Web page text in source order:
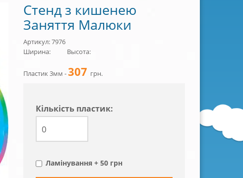
Стенд з кишенею
Заняття Малюки
Артикул: 7976
Ширина:
Высота:
Пластик 3мм -307 грн.
Кiлькiсть пластик:
Ламінування + 50 грн